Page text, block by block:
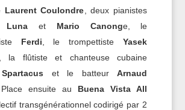
Laurent Coulondre , deux pianistes
Luna et Mario Canonge, le
Ferdi , le trompettisteYasek
, la flûtiste et chanteuse cubaine
et le batteurArnaud
Place ensuite au Buena Vista All
transgénérationnel codirigé par 2